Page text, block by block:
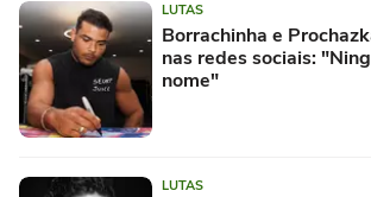
LUTAS
Borrachinha e
nas redes sociais:
nome"
LUTAS